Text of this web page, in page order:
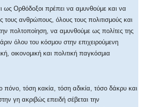
ως Ορθόδοξοι πρέπει να αμυνθούμε και να
τους ανθρώπους, όλους τους πολιτισμούς και
πολτοποίηση, να αμυνθούμε ως πολίτες της
όλου του κόσμου στην επιχειρούμενη
οικονομική και πολιτική παγκόσμια
πόνο, τόση κακία, τόση αδικία, τόσο δάκρυ και
γη ακριβώς επειδή σέβεται την